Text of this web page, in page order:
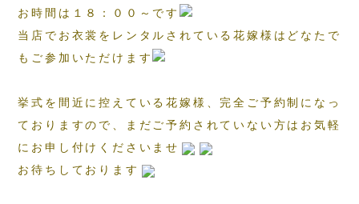
お時間は１８：００～です
当店でお衣裳をレンタルされている花嫁様はどなたで
もご参加いただけます
挙式を間近に控えている花嫁様、完全ご予約制になっ
ておりますので、まだご予約されていない方はお気軽
にお申し付けくださいませ
お待ちしております